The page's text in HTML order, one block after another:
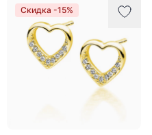
Скидка -15%